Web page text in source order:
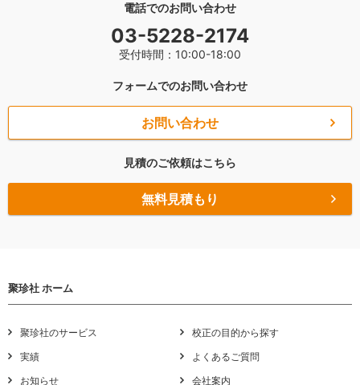
電話でのお問い合わせ
03-5228-2174
受付時間：10:00-18:00
フォームでのお問い合わせ
お問い合わせ
見積のご依頼はこちら
無料見積もり
聚珍社 ホーム
聚珍社のサービス
校正の目的から探す
実績
よくあるご質問
お知らせ
会社案内